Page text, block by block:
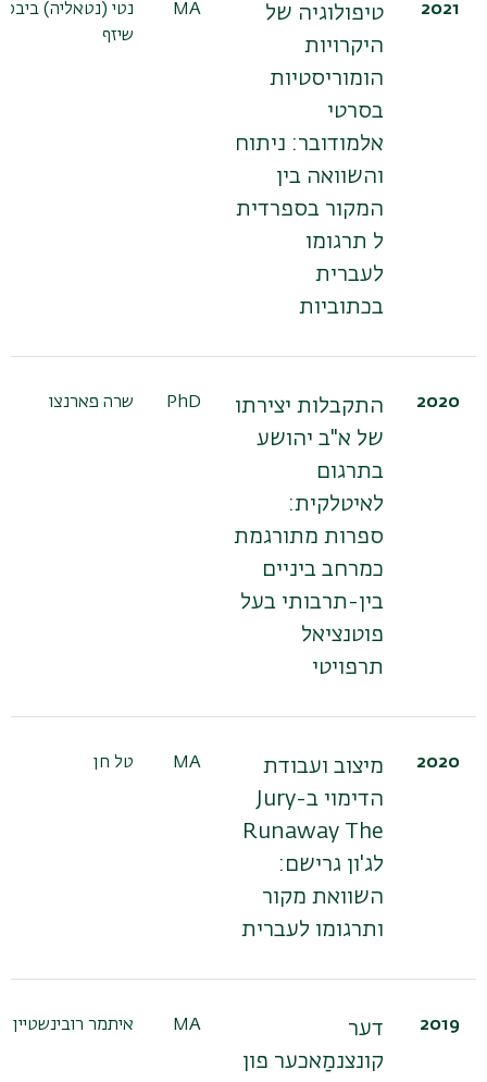
2021
טיפולוגיה של
היקרויות
הומוריסטיות
בסרטי
אלמודובר: ניתוח
והשוואה בין
המקור בספרדית
ל תרגומו
לעברית
בכתוביות
MA
נטי (נטאליה) ביבס
שיזף
2020
התקבלות יצירתו
של א"ב יהושע
בתרגום
לאיטלקית:
ספרות מתורגמת
כמרחב ביניים
בין-תרבותי בעל
פוטנציאל
תרפויטי
PhD שרה פארנצו
2020
מיצוב ועבודת
הדימוי ב-Jury
Runaway The
לג'ון גרישם:
השוואת מקור
ותרגומו לעברית
MA טל חן
2019
דער
קונצנמַאכער פון
MA איתמר רובינשטיין